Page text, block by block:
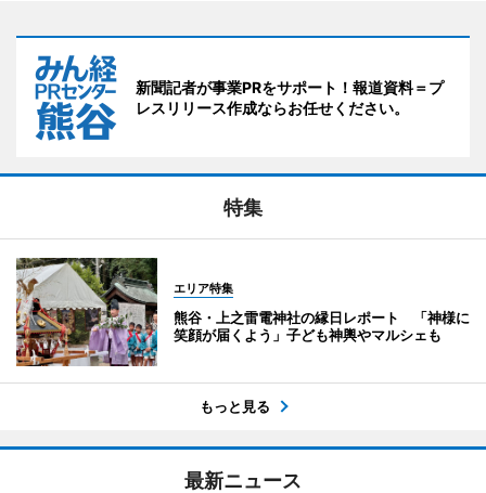
新聞記者が事業PRをサポート！報道資料＝プ
レスリリース作成ならお任せください。
特集
エリア特集
熊谷・上之雷電神社の縁日レポート 「神様に
笑顔が届くよう」子ども神輿やマルシェも
もっと見る
最新ニュース